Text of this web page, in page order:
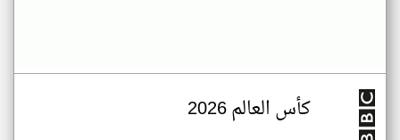
كأس العالم 2026